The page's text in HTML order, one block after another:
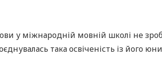
у міжнародній мовній школі не
така освіченість із його